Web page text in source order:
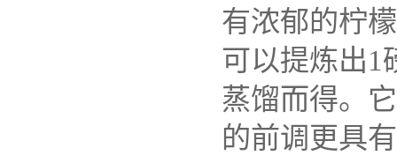
有浓郁的柠
可以提炼出1
蒸馏而得。
的前调更具